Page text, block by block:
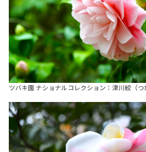
ツバキ園 ナショナルコレクション：津川絞（つ